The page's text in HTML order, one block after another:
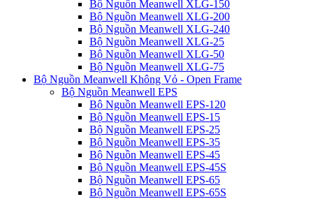
Bộ Nguồn Meanwell XLG-150
Bộ Nguồn Meanwell XLG-200
Bộ Nguồn Meanwell XLG-240
Bộ Nguồn Meanwell XLG-25
Bộ Nguồn Meanwell XLG-50
Bộ Nguồn Meanwell XLG-75
Bộ Nguồn Meanwell Không Vỏ - Open Frame
Bộ Nguồn Meanwell EPS
Bộ Nguồn Meanwell EPS-120
Bộ Nguồn Meanwell EPS-15
Bộ Nguồn Meanwell EPS-25
Bộ Nguồn Meanwell EPS-35
Bộ Nguồn Meanwell EPS-45
Bộ Nguồn Meanwell EPS-45S
Bộ Nguồn Meanwell EPS-65
Bộ Nguồn Meanwell EPS-65S